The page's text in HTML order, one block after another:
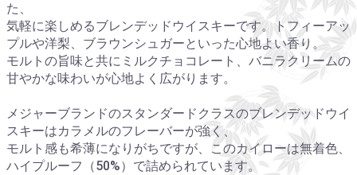
た、
気軽に楽しめるブレンデッドウイスキーです。トフィーアッ
プルや洋梨、ブラウンシュガーといった心地よい香り。
モルトの旨味と共にミルクチョコレート、バニラクリームの
甘やかな味わいが心地よく広がります。
メジャーブランドのスタンダードクラスのブレンデッドウイ
スキーはカラメルのフレーバーが強く、
モルト感も希薄になりがちですが、このカイローは無着色、
ハイプルーフ（50%）で詰められています。